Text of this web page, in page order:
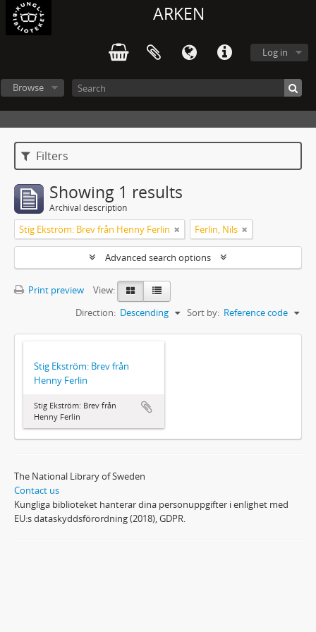
ARKEN
Log in
Browse
Filters
Showing 1 results
Archival description
Stig Ekström: Brev från Henny Ferlin Ferlin, Nils
Advanced search options
Print preview
View:
Sort by: Reference code
Direction: Descending
Stig Ekström: Brev från
Henny Ferlin
Stig Ekström: Brev från
Henny Ferlin
The National Library of Sweden
Contact us
Kungliga biblioteket hanterar dina personuppgifter i enlighet med
EU:s dataskyddsförordning (2018), GDPR.